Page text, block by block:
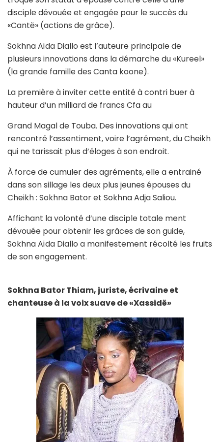
disciple dévouée et engagée pour le succès du
«Cantë» (actions de grâce).
Sokhna Aïda Diallo est l’auteure principale de
plusieurs innovations dans la démarche du «Kureel»
(la grande famille des Canta koone).
La première à inviter cette entité à contri buer à
hauteur d’un milliard de francs Cfa au
Grand Magal de Touba. Des innovations qui ont
rencontré l’assentiment, voire l’agrément, du Cheikh
qui ne tarissait plus d’éloges à son endroit.
À force de cumuler des agréments, elle a entrainé
dans son sillage les deux plus jeunes épouses du
Cheikh : Sokhna Bator et Sokhna Adja Saliou.
Affichant la volonté d’une disciple totale ment
dévouée pour obtenir les grâces de son guide,
Sokhna Aïda Diallo a manifestement récolté les fruits
de son engagement.
Sokhna Bator Thiam, juriste, écrivaine et
chanteuse à la voix suave de «Xassidë»